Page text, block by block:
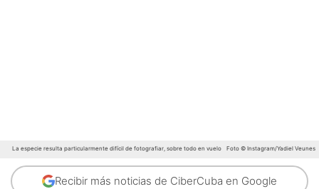
La especie resulta particularmente difícil de fotografiar, sobre todo en vuelo Foto © Instagram/Yadiel Veunes
Recibir más noticias de CiberCuba en Google